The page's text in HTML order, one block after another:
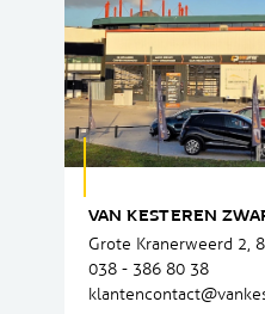
VAN KESTEREN
Grote Kranerweerd 2,
038 - 386 80 38